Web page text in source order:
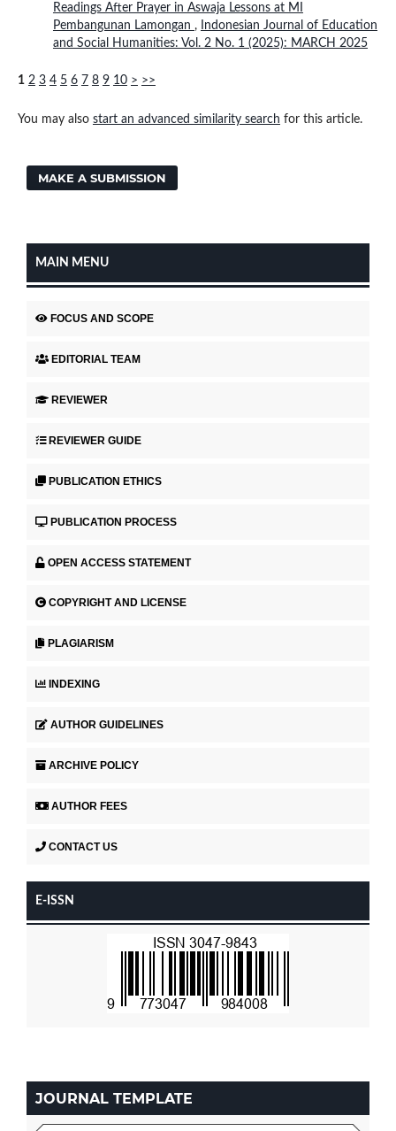
Readings After Prayer in Aswaja Lessons at MI
Pembangunan Lamongan ,
Indonesian Journal of Education
and Social Humanities: Vol. 2 No. 1 (2025): MARCH 2025
1 2 3 4 5 6 7 8 9 10 > >>
You may also start an advanced similarity search for this article.
MAKE A SUBMISSION
MAIN MENU
FOCUS AND SCOPE
EDITORIAL TEAM
REVIEWER
REVIEWER GUIDE
PUBLICATION ETHICS
PUBLICATION PROCESS
OPEN ACCESS STATEMENT
COPYRIGHT AND LICENSE
PLAGIARISM
INDEXING
AUTHOR GUIDELINES
ARCHIVE POLICY
AUTHOR FEES
CONTACT US
E-ISSN
JOURNAL TEMPLATE